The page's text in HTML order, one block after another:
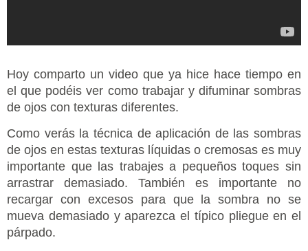
Hoy comparto un video que ya hice hace tiempo en
el que podéis ver como trabajar y difuminar sombras
de ojos con texturas diferentes.
Como verás la técnica de aplicación de las sombras
de ojos en estas texturas líquidas o cremosas es muy
importante que las trabajes a pequeños toques sin
arrastrar demasiado. También es importante no
recargar con excesos para que la sombra no se
mueva demasiado y aparezca el típico pliegue en el
párpado.